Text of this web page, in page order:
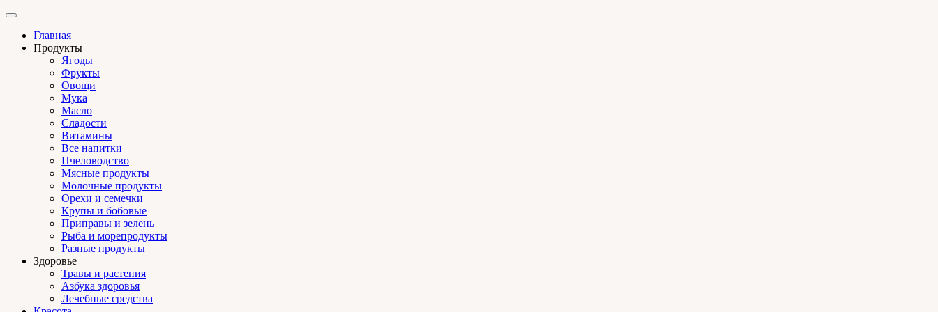
Главная
Продукты
Ягоды
Фрукты
Овощи
Мука
Масло
Сладости
Витамины
Все напитки
Пчеловодство
Мясные продукты
Молочные продукты
Орехи и семечки
Крупы и бобовые
Приправы и зелень
Рыба и морепродукты
Разные продукты
Здоровье
Травы и растения
Азбука здоровья
Лечебные средства